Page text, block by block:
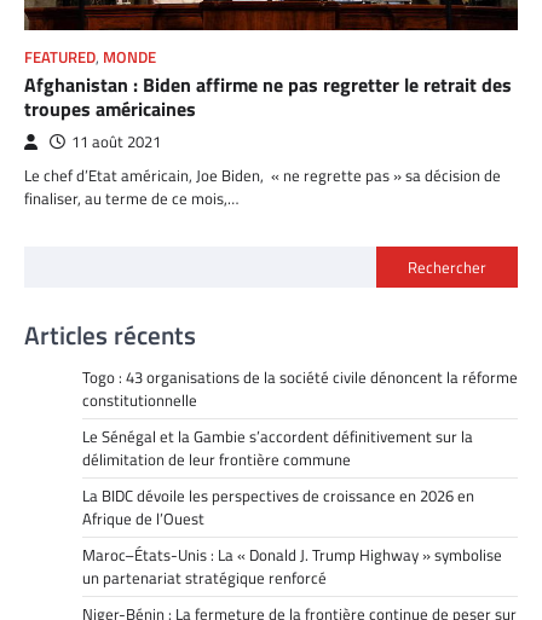
FEATURED, MONDE
Afghanistan : Biden affirme ne pas regretter le retrait des
troupes américaines
11 août 2021
Le chef d’Etat américain, Joe Biden, « ne regrette pas » sa décision de
finaliser, au terme de ce mois,…
Rechercher
Articles récents
Togo : 43 organisations de la société civile dénoncent la réforme
constitutionnelle
Le Sénégal et la Gambie s’accordent définitivement sur la
délimitation de leur frontière commune
La BIDC dévoile les perspectives de croissance en 2026 en
Afrique de l’Ouest
Maroc–États-Unis : La « Donald J. Trump Highway » symbolise
un partenariat stratégique renforcé
Niger-Bénin : La fermeture de la frontière continue de peser sur